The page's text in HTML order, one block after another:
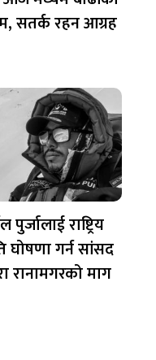
सतर्क रहन आग्रह
पुर्जालाई राष्ट्रिय
घोषणा गर्न सांसद
रानामगरको माग